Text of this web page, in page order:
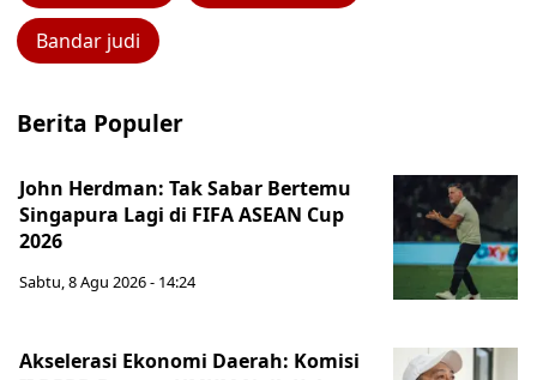
Bandar judi
Berita Populer
John Herdman: Tak Sabar Bertemu
Singapura Lagi di FIFA ASEAN Cup
2026
Sabtu, 8 Agu 2026 - 14:24
Akselerasi Ekonomi Daerah: Komisi